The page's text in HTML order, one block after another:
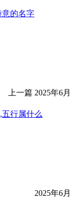
意的名字
上一篇 2025年6月
行属什么
2025年6月